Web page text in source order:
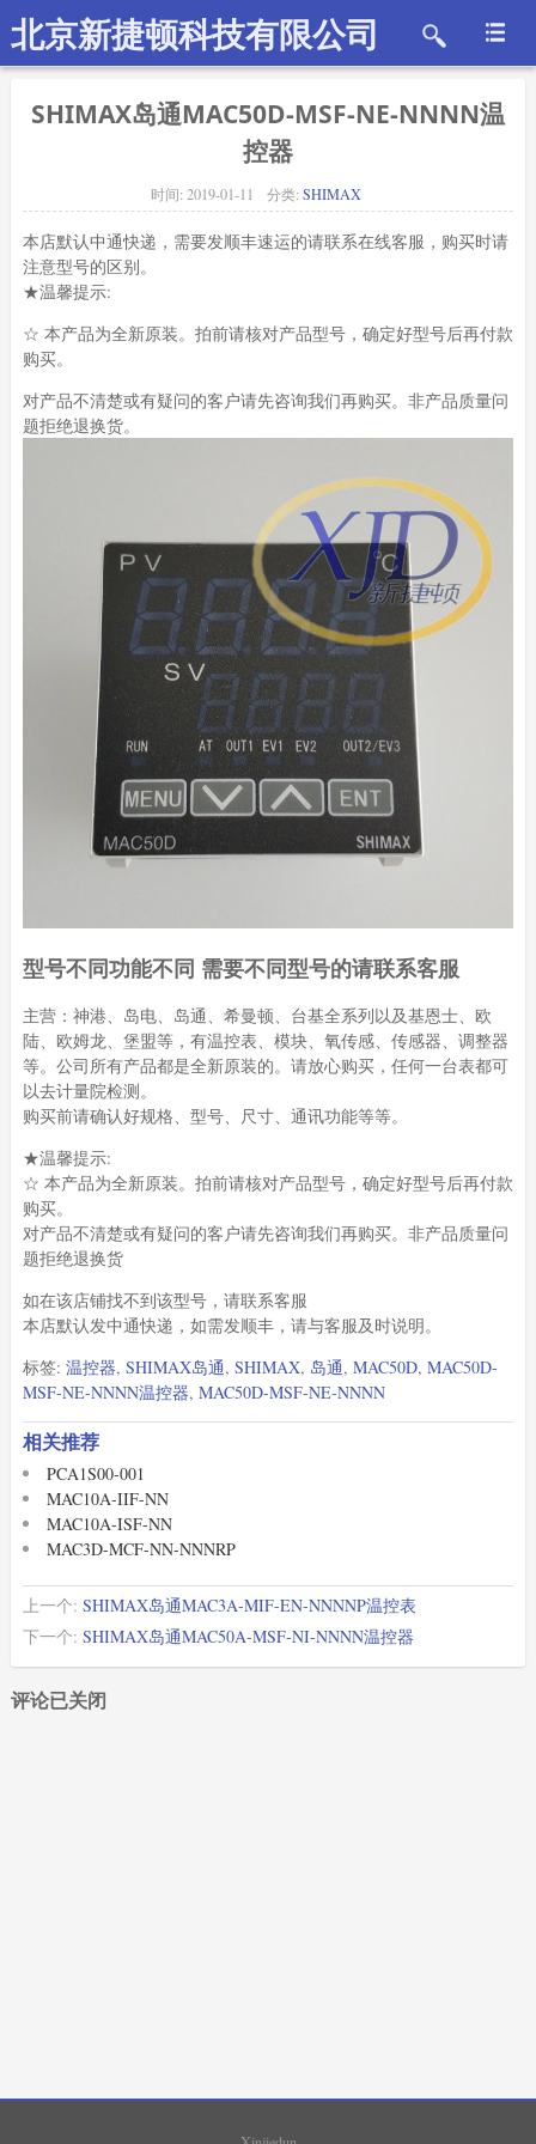
北京新捷顿科技有限公司
SHIMAX岛通MAC50D-MSF-NE-NNNN温
控器
时间:2019-01-11 分类:SHIMAX
本店默认中通快递，需要发顺丰速运的请联系在线客服，购买时请
注意型号的区别。
★温馨提示:
☆ 本产品为全新原装。拍前请核对产品型号，确定好型号后再付款
购买。
对产品不清楚或有疑问的客户请先咨询我们再购买。非产品质量问
题拒绝退换货。
型号不同功能不同 需要不同型号的请联系客服
主营：神港、岛电、岛通、希曼顿、台基全系列以及基恩士、欧
陆、欧姆龙、堡盟等，有温控表、模块、氧传感、传感器、调整器
等。公司所有产品都是全新原装的。请放心购买，任何一台表都可
以去计量院检测。
购买前请确认好规格、型号、尺寸、通讯功能等等。
★温馨提示:
☆ 本产品为全新原装。拍前请核对产品型号，确定好型号后再付款
购买。
对产品不清楚或有疑问的客户请先咨询我们再购买。非产品质量问
题拒绝退换货
如在该店铺找不到该型号，请联系客服
本店默认发中通快递，如需发顺丰，请与客服及时说明。
标签: 温控器, SHIMAX岛通, SHIMAX, 岛通, MAC50D, MAC50D-
MSF-NE-NNNN温控器, MAC50D-MSF-NE-NNNN
相关推荐
PCA1S00-001
MAC10A-IIF-NN
MAC10A-ISF-NN
MAC3D-MCF-NN-NNNRP
上一个: SHIMAX岛通MAC3A-MIF-EN-NNNNP温控表
下一个: SHIMAX岛通MAC50A-MSF-NI-NNNN温控器
评论已关闭
FUJI(1694)